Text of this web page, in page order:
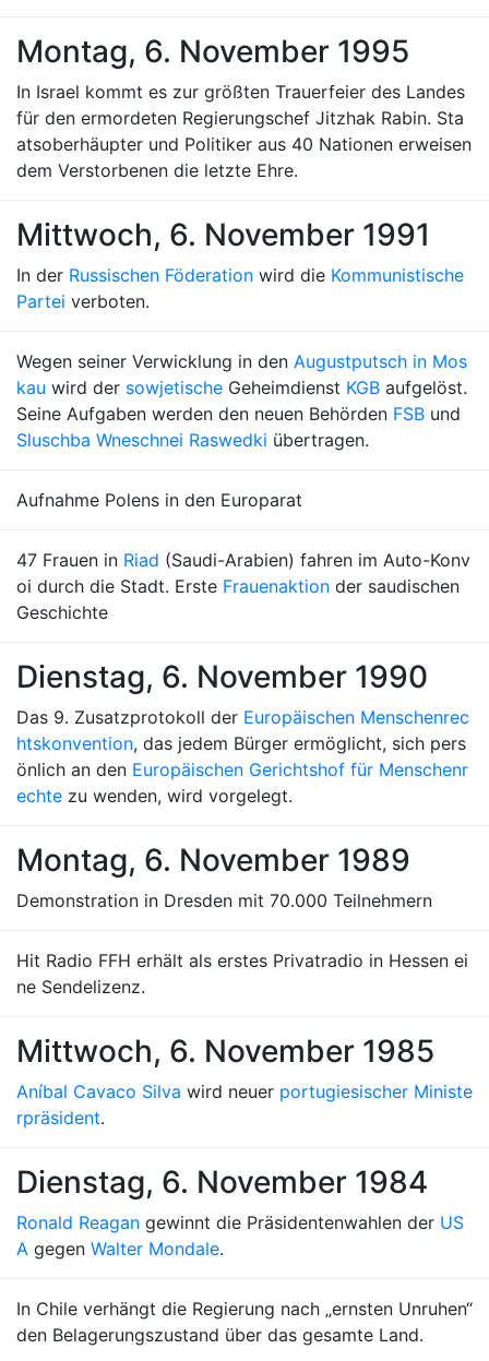
Montag, 6. November 1995
In Israel kommt es zur größten Trauerfeier des Landes
für den ermordeten Regierungschef Jitzhak Rabin. Sta
atsoberhäupter und Politiker aus 40 Nationen erweisen
dem Verstorbenen die letzte Ehre.
Mittwoch, 6. November 1991
In der Russischen Föderation wird die Kommunistische
Partei verboten.
Wegen seiner Verwicklung in den Augustputsch in Mos
kau wird der sowjetische Geheimdienst KGB aufgelöst.
Seine Aufgaben werden den neuen Behörden FSB und
Sluschba Wneschnei Raswedki übertragen.
Aufnahme Polens in den Europarat
47 Frauen in Riad (Saudi-Arabien) fahren im Auto-Konv
oi durch die Stadt. Erste Frauenaktion der saudischen
Geschichte
Dienstag, 6. November 1990
Das 9. Zusatzprotokoll der Europäischen Menschenrec
htskonvention, das jedem Bürger ermöglicht, sich pers
önlich an den Europäischen Gerichtshof für Menschenr
echte zu wenden, wird vorgelegt.
Montag, 6. November 1989
Demonstration in Dresden mit 70.000 Teilnehmern
Hit Radio FFH erhält als erstes Privatradio in Hessen ei
ne Sendelizenz.
Mittwoch, 6. November 1985
Aníbal Cavaco Silva wird neuer portugiesischer Ministe
rpräsident.
Dienstag, 6. November 1984
Ronald Reagan gewinnt die Präsidentenwahlen der US
A gegen Walter Mondale.
In Chile verhängt die Regierung nach „ernsten Unruhen“
den Belagerungszustand über das gesamte Land.